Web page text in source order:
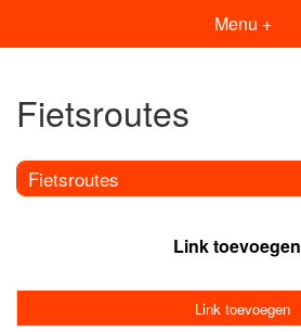
Menu +
Fietsroutes
Fietsroutes
Link toevoegen
Link toevoegen